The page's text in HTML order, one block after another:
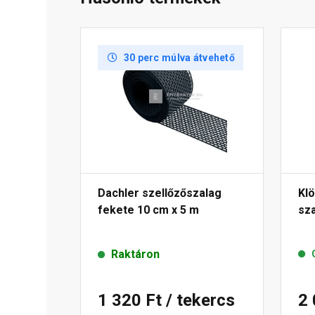
30 perc múlva átvehető
Dachler szellőzőszalag
fekete 10 cm x 5 m
Raktáron
1 320 Ft / tekercs 2